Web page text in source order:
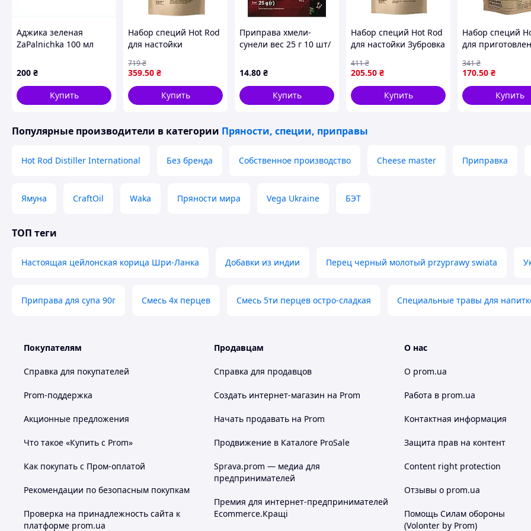
полегшує переварювання, прибирає скупчення газів, сприяє нормалізації ваги. До речі, корицю
тракту, заспокоює нервову систему і знижує апетит.
Аджика зеленая
ZaPalnichka 100 мл
85C7X0326
200 ₴
Купить
Набор специй Hot Rod
для настойки
359.50 ₴
719₴
Купить
Приправа хмели-
сунели вес 25 г 10 шт/
14.80 ₴
Купить
Набор специй Hot Rod
для настойки Зубровка
приготовления
горькой настойки 40%
205.50 ₴
411₴
Купить
Набор специй
для
крепкий
Хеннеси
литра
170.50 ₴
341₴
Купить
Популярные производители в категории Пряности, специи, приправы
Hot Rod Distiller International Без бренда Собственное производство Cheese master Приправка
Ямуна CraftOil Waka Пряности мира Vega Ukraine БЭТ
ТОП теги
Настоящая цейлонская корица Шри-Ланка Добавки из индии Перец черный молотый przyprawy swiata
Приправа для супа 90г Смесь 4х перцев Смесь 5ти перцев остро-сладкая Специальные травы для
Покупателям
Справка для покупателей
Prom-поддержка
Акционные предложения
Что такое «Купить с Prom»
Как покупать с Пром-оплатой
Рекомендации по безопасным покупкам
Проверка на принадлежность сайта к
платформе prom.ua
Продавцам
Справка для продавцов
Создать интернет-магазин на Prom
Начать продавать на Prom
Продвижение в Каталоге ProSale
Sprava.prom — медиа для
предпринимателей
Премия для интернет-предпринимателей
Ecommerce.Кращі
О нас
О prom.ua
Работа в prom.ua
Контактная информация
Защита прав на контент
Content right protection
Отзывы о prom.ua
Помощь Силам обороны
(Volonter by Prom)